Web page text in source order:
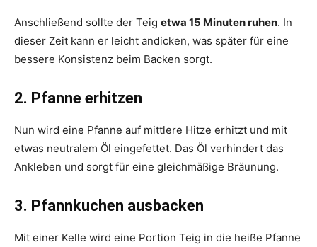
Anschließend sollte der Teig etwa 15 Minuten ruhen. In
dieser Zeit kann er leicht andicken, was später für eine
bessere Konsistenz beim Backen sorgt.
2. Pfanne erhitzen
Nun wird eine Pfanne auf mittlere Hitze erhitzt und mit
etwas neutralem Öl eingefettet. Das Öl verhindert das
Ankleben und sorgt für eine gleichmäßige Bräunung.
3. Pfannkuchen ausbacken
Mit einer Kelle wird eine Portion Teig in die heiße Pfanne